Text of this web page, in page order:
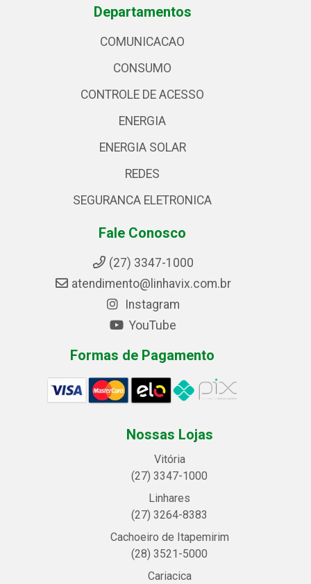
Departamentos
COMUNICACAO
CONSUMO
CONTROLE DE ACESSO
ENERGIA
ENERGIA SOLAR
REDES
SEGURANCA ELETRONICA
Fale Conosco
(27) 3347-1000
atendimento@linhavix.com.br
Instagram
YouTube
Formas de Pagamento
Nossas Lojas
Vitória
(27) 3347-1000
Linhares
(27) 3264-8383
Cachoeiro de Itapemirim
(28) 3521-5000
Cariacica